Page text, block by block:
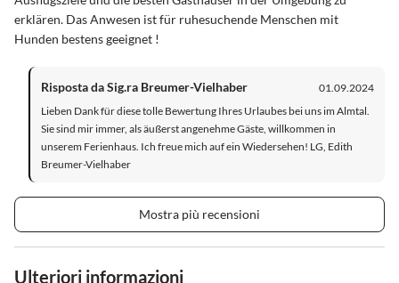
erklären. Das Anwesen ist für ruhesuchende Menschen mit
Hunden bestens geeignet !
Risposta da Sig.ra Breumer-Vielhaber
01.09.2024
Lieben Dank für diese tolle Bewertung Ihres Urlaubes bei uns im Almtal.
Sie sind mir immer, als äußerst angenehme Gäste, willkommen in
unserem Ferienhaus. Ich freue mich auf ein Wiedersehen! LG, Edith
Breumer-Vielhaber
Mostra più recensioni
Ulteriori informazioni